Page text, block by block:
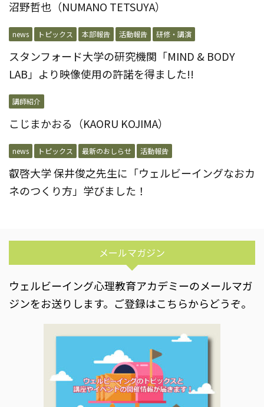
沼野哲也（NUMANO TETSUYA）
news トピックス 本部報告 活動報告 研修・講演
スタンフォード大学の研究機関「MIND & BODY
LAB」より映像使用の許諾を得ました!!
講師紹介
こじまかおる（KAORU KOJIMA）
news トピックス 最新のおしらせ 活動報告
叡啓大学 保井俊之先生に「ウェルビーイングなおカ
ネのつくり方」学びました！
メールマガジン
ウェルビーイング心理教育アカデミーのメールマガ
ジンをお送りします。ご登録はこちらからどうぞ。